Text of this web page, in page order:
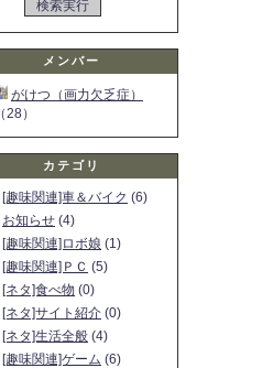
メンバー
がけつ（画力欠乏症）
（28）
カテゴリ
[趣味関連]車＆バイク (6)
お知らせ (4)
[趣味関連]ロボ娘 (1)
[趣味関連]ＰＣ (5)
[ネタ]食べ物 (0)
[ネタ]サイト紹介 (0)
[ネタ]生活全般 (4)
[趣味関連]ゲーム (6)